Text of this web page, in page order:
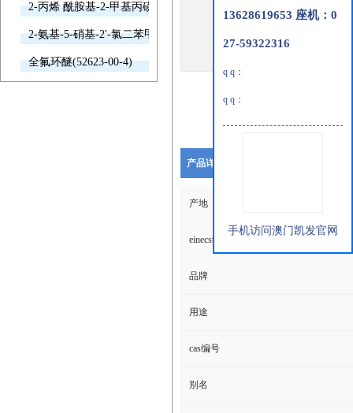
2-丙烯 酰胺基-2-甲基丙磺酸(15214-89-8)
2-氨基-5-硝基-2'-氯二苯甲酮(2011-66-7)
全氟环醚(52623-00-4)
产品详细说明
产地
einecs编号
品牌
用途
cas编号
别名
13628619653 座机：0
27-59322316
q q：
q q：
手机访问澳门凯发官网